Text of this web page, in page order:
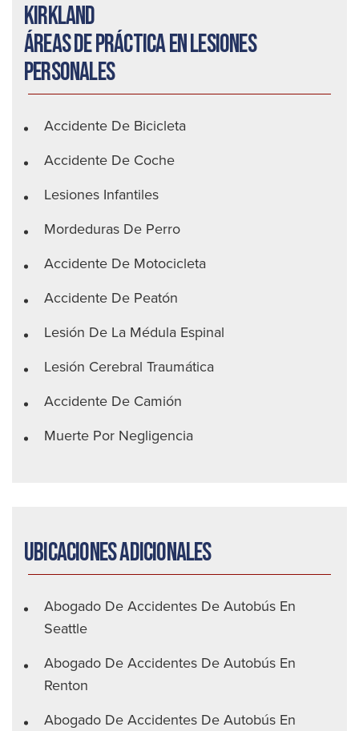
Kirkland
Áreas de práctica en lesiones
personales
Accidente De Bicicleta
Accidente De Coche
Lesiones Infantiles
Mordeduras De Perro
Accidente De Motocicleta
Accidente De Peatón
Lesión De La Médula Espinal
Lesión Cerebral Traumática
Accidente De Camión
Muerte Por Negligencia
Ubicaciones adicionales
Abogado De Accidentes De Autobús En
Seattle
Abogado De Accidentes De Autobús En
Renton
Abogado De Accidentes De Autobús En